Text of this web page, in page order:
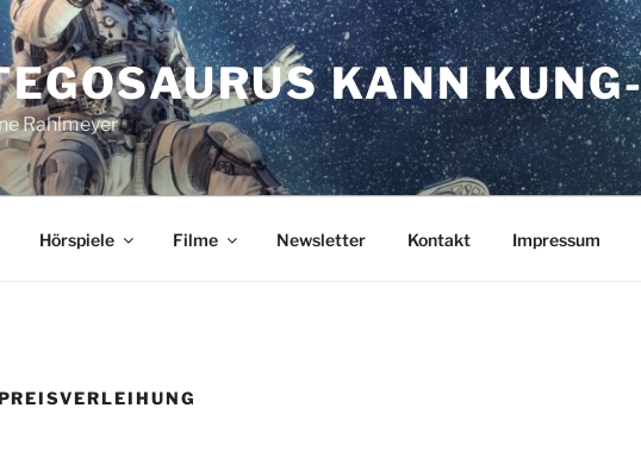
KANN
Rahlmeyer
Hörspiele Filme Newsletter Kontakt Impressum